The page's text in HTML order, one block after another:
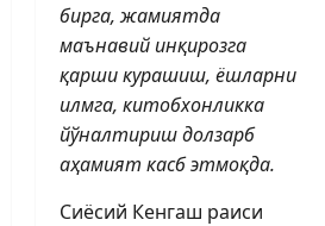
бирга, жамиятда
маънавий инқирозга
қарши курашиш, ёшларни
илмга, китобхонликка
йўналтириш долзарб
аҳамият касб этмоқда.
Сиёсий Кенгаш раиси